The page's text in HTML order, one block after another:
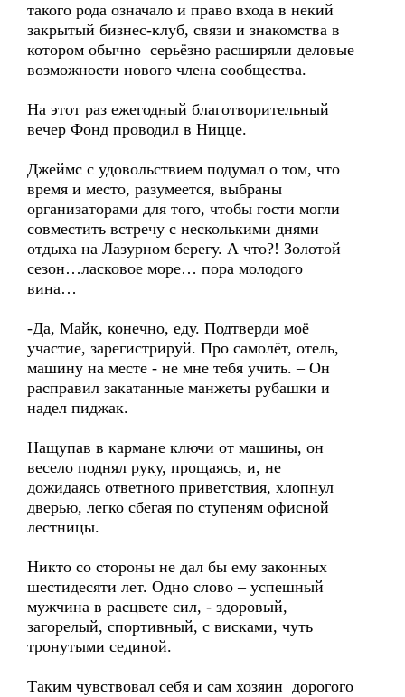
такого рода означало и право входа в некий
закрытый бизнес-клуб, связи и знакомства в
котором обычно серьёзно расширяли деловые
возможности нового члена сообщества.
На этот раз ежегодный благотворительный
вечер Фонд проводил в Ницце.
Джеймс с удовольствием подумал о том, что
время и место, разумеется, выбраны
организаторами для того, чтобы гости могли
совместить встречу с несколькими днями
отдыха на Лазурном берегу. А что?! Золотой
сезон…ласковое море… пора молодого
вина…
-Да, Майк, конечно, еду. Подтверди моё
участие, зарегистрируй. Про самолёт, отель,
машину на месте - не мне тебя учить. – Он
расправил закатанные манжеты рубашки и
надел пиджак.
Нащупав в кармане ключи от машины, он
весело поднял руку, прощаясь, и, не
дожидаясь ответного приветствия, хлопнул
дверью, легко сбегая по ступеням офисной
лестницы.
Никто со стороны не дал бы ему законных
шестидесяти лет. Одно слово – успешный
мужчина в расцвете сил, - здоровый,
загорелый, спортивный, с висками, чуть
тронутыми сединой.
Таким чувствовал себя и сам хозяин дорогого